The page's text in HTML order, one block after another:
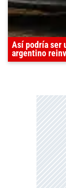
Así podría ser
argentino